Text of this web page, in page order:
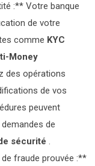
:** Votre banque
de votre
comme KYC
Money
des opérations
de vos
peuvent
de
sécurité .
fraude prouvée :**